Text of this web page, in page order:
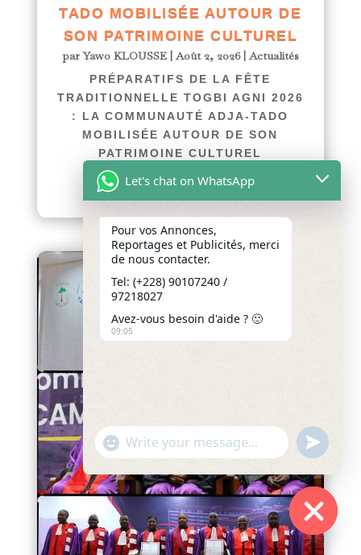
TADO MOBILISÉE AUTOUR DE
SON PATRIMOINE CULTUREL
parYawo KLOUSSE|Août 2, 2026|Actualités
PRÉPARATIFS DE LA FÊTE
TRADITIONNELLE TOGBI AGNI 2026
: LA COMMUNAUTÉ ADJA-TADO
MOBILISÉE AUTOUR DE SON
PATRIMOINE CULTUREL
afriquenligne.tg La...
lire plus
Hide
Let's chat on WhatsApp
Pour vos Annonces,
Reportages et Publicités, merci
de nous contacter.
Tel: (+228) 90107240 /
97218027
Avez-vous besoin d'aide ? 🙂
09:05
"+chaty_settings.lang.emoji_picker+"
WhatsApp
undefined